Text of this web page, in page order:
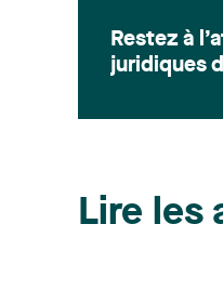
Restez à
juridiques
Lire les